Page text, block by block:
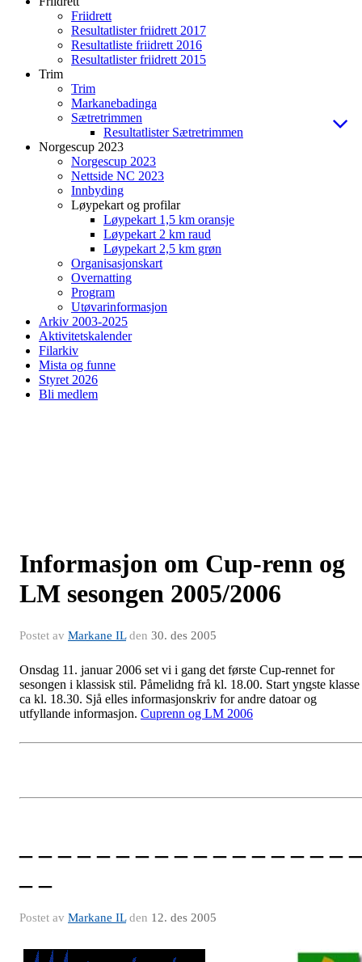
Friidrett
Resultatlister friidrett 2017
Resultatliste friidrett 2016
Resultatlister friidrett 2015
Trim
Trim
Markanebadinga
Sætretrimmen
Resultatlister Sætretrimmen
Norgescup 2023
Norgescup 2023
Nettside NC 2023
Innbyding
Løypekart og profilar
Løypekart 1,5 km oransje
Løypekart 2 km raud
Løypekart 2,5 km grøn
Organisasjonskart
Overnatting
Program
Utøvarinformasjon
Arkiv 2003-2025
Aktivitetskalender
Filarkiv
Mista og funne
Styret 2026
Bli medlem
Informasjon om Cup-renn og
LM sesongen 2005/2006
Postet av Markane ILden 30. des 2005
Onsdag 11. januar 2006 set vi i gang det første Cup-rennet for
sesongen i klassisk stil. Påmelidng frå kl. 18.00. Start yngste klasse
ca kl. 18.30. Sjå elles informasjonskriv for andre datoar og
utfyllande informasjon. Cuprenn og LM 2006
Postet av Markane ILden 12. des 2005